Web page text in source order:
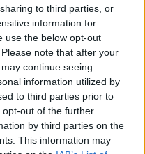
to third parties, or
information for
use the below opt-out
note that after your
continue seeing
information utilized by
to third parties prior to
out of the further
by third parties on the
This information may
van a hócipője a
akar,
Hátha
vált az egy
háromszög